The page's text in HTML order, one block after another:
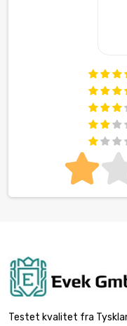
Testet kvalitet fra